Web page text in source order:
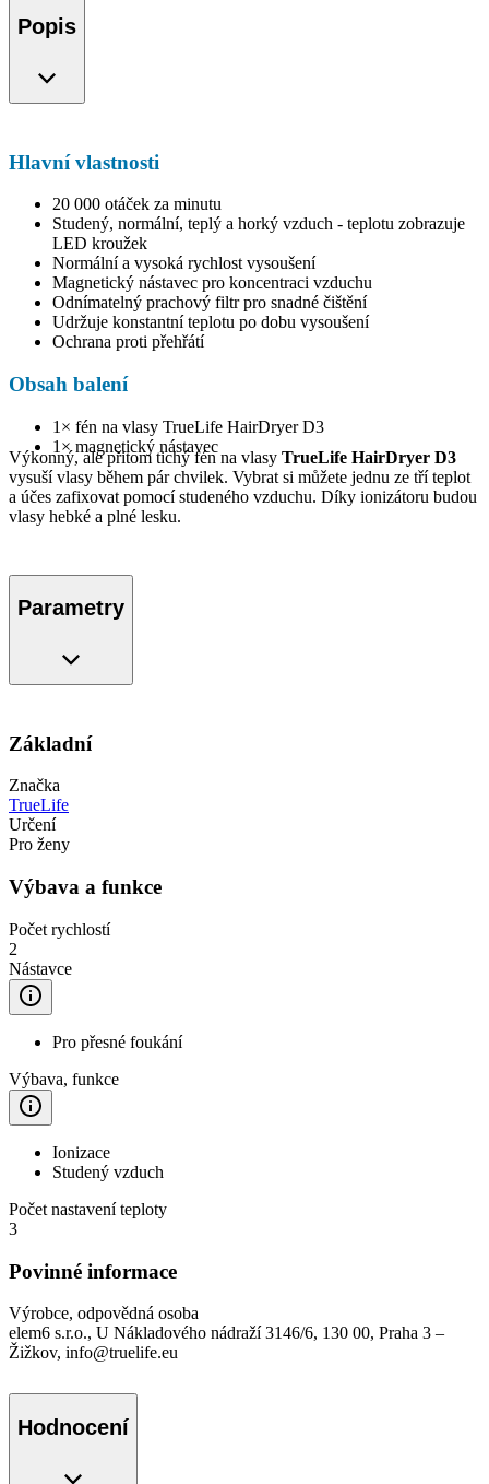
Popis
Hlavní vlastnosti
20 000 otáček za minutu
Studený, normální, teplý a horký vzduch - teplotu zobrazuje
LED kroužek
Normální a vysoká rychlost vysoušení
Magnetický nástavec pro koncentraci vzduchu
Odnímatelný prachový filtr pro snadné čištění
Udržuje konstantní teplotu po dobu vysoušení
Ochrana proti přehřátí
Obsah balení
1× fén na vlasy TrueLife HairDryer D3
1× magnetický nástavec
Výkonný, ale přitom tichý fén na vlasy TrueLife HairDryer D3
vysuší vlasy během pár chvilek. Vybrat si můžete jednu ze tří teplot
a účes zafixovat pomocí studeného vzduchu. Díky ionizátoru budou
vlasy hebké a plné lesku.
Parametry
Základní
Značka
TrueLife
Určení
Pro ženy
Výbava a funkce
Počet rychlostí
2
Nástavce
Pro přesné foukání
Výbava, funkce
Ionizace
Studený vzduch
Počet nastavení teploty
3
Povinné informace
Výrobce, odpovědná osoba
elem6 s.r.o., U Nákladového nádraží 3146/6, 130 00, Praha 3 –
Žižkov, info@truelife.eu
Hodnocení